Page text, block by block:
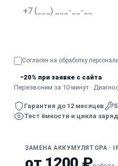
Согласен на обработку
−20% при заявке с сайта
Перезвоним за 10 минут ·
Гарантия до 12 месяцев
Тест ёмкости и цикла
ЗАМЕНА АККУМУЛЯТОРА ·
от 1200 ₽